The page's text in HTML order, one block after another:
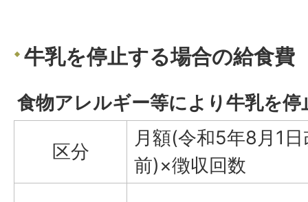
牛乳を停止する場合の給食費
食物アレルギー等により牛乳を
区分
月額(令和5年8月1
前)×徴収回数